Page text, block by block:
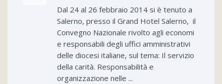
Dal 24 al 26 febbraio 2014 si è tenuto a
Salerno, presso il Grand Hotel Salerno, il
Convegno Nazionale rivolto agli economi
e responsabili degli uffici amministrativi
delle diocesi italiane, sul tema: Il servizio
della carità. Responsabilità e
organizzazione nelle ...